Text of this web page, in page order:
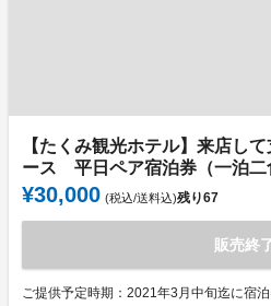
【たくみ観光ホテル】来店し
ース 平日ペア宿泊券（一泊二
¥30,000 (税込/送料込)残り67
販売終
ご提供予定時期：2021年3月中旬迄に宿